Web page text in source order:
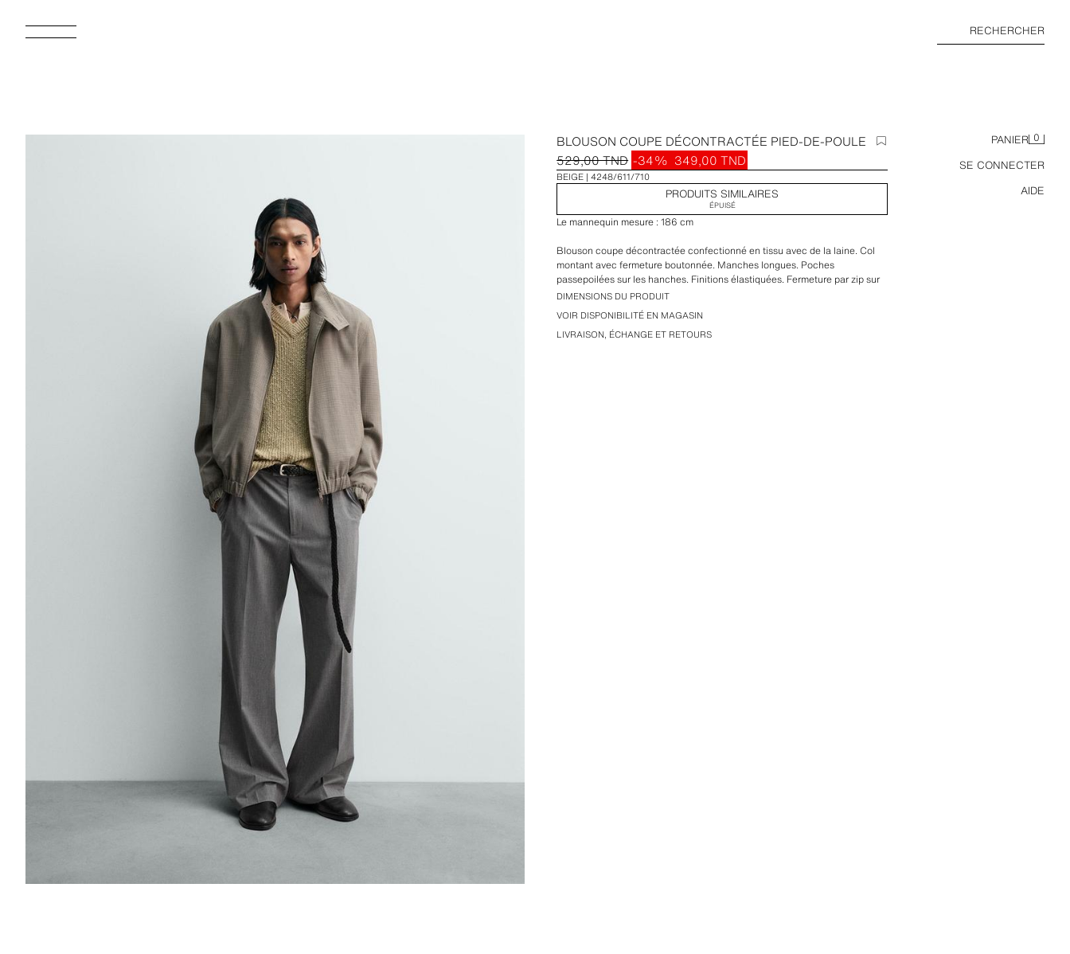
RECHERCHER
PANIER 0
SE CONNECTER
AIDE
BLOUSON COUPE DÉCONTRACTÉE PIED-DE-POULE
529,00 TND -34% 349,00 TND
BEIGE 4248/611/710
PRODUITS SIMILAIRES
ÉPUISÉ
Le mannequin mesure : 186 cm
Blouson coupe décontractée confectionné en tissu avec de la laine. Col
montant avec fermeture boutonnée. Manches longues. Poches
passepoilées sur les hanches. Finitions élastiquées. Fermeture par zip sur
le devant.
DIMENSIONS DU PRODUIT
VOIR DISPONIBILITÉ EN MAGASIN
LIVRAISON, ÉCHANGE ET RETOURS